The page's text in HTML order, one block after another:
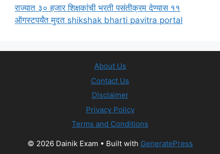
राज्यात ३० हजार शिक्षकांची भरती पसंतीक्रम देण्यास ११
ऑगस्टपर्यंत मुदत shikshak bharti pavitra portal
About Us
Contact Us
Disclaimer
Privacy Policy
Terms and Conditions
© 2026 Dainik Exam • Built with GeneratePress